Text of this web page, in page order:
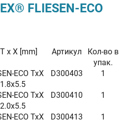
FLIESEN-ECO
x X [mm] Артикул
Кол-во в
упак.
ECO TxX
1.8x5.5
D300403 1
ECO TxX
2.0x5.5
D300410 1
ECO TxX
D300413 1